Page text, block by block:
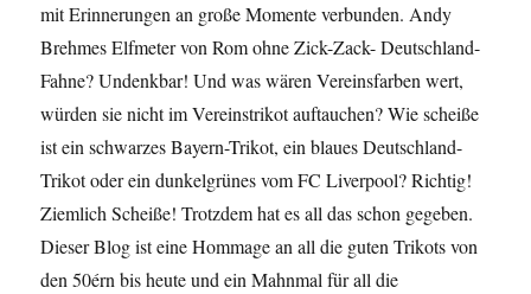
mit Erinnerungen an große Momente verbunden. Andy
Brehmes Elfmeter von Rom ohne Zick-Zack- Deutschland-
Fahne? Undenkbar! Und was wären Vereinsfarben wert,
würden sie nicht im Vereinstrikot auftauchen? Wie scheiße
ist ein schwarzes Bayern-Trikot, ein blaues Deutschland-
Trikot oder ein dunkelgrünes vom FC Liverpool? Richtig!
Ziemlich Scheiße! Trotzdem hat es all das schon gegeben.
Dieser Blog ist eine Hommage an all die guten Trikots von
den 50érn bis heute und ein Mahnmal für all die